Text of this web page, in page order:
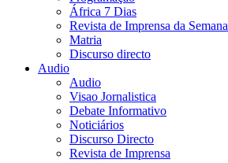
África 7 Dias
Revista de Imprensa da Semana
Matria
Discurso directo
Audio
Audio
Visao Jornalistica
Debate Informativo
Noticiários
Discurso Directo
Revista de Imprensa